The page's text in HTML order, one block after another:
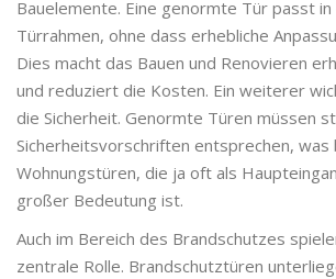
Bauelemente. Eine genormte Tür passt
Türrahmen, ohne dass erhebliche
Dies macht das Bauen und Renovieren
und reduziert die Kosten. Ein weiterer
die Sicherheit. Genormte Türen müssen
Sicherheitsvorschriften entsprechen, was
Wohnungstüren, die ja oft als
großer Bedeutung ist.
Auch im Bereich des Brandschutzes
zentrale Rolle. Brandschutztüren